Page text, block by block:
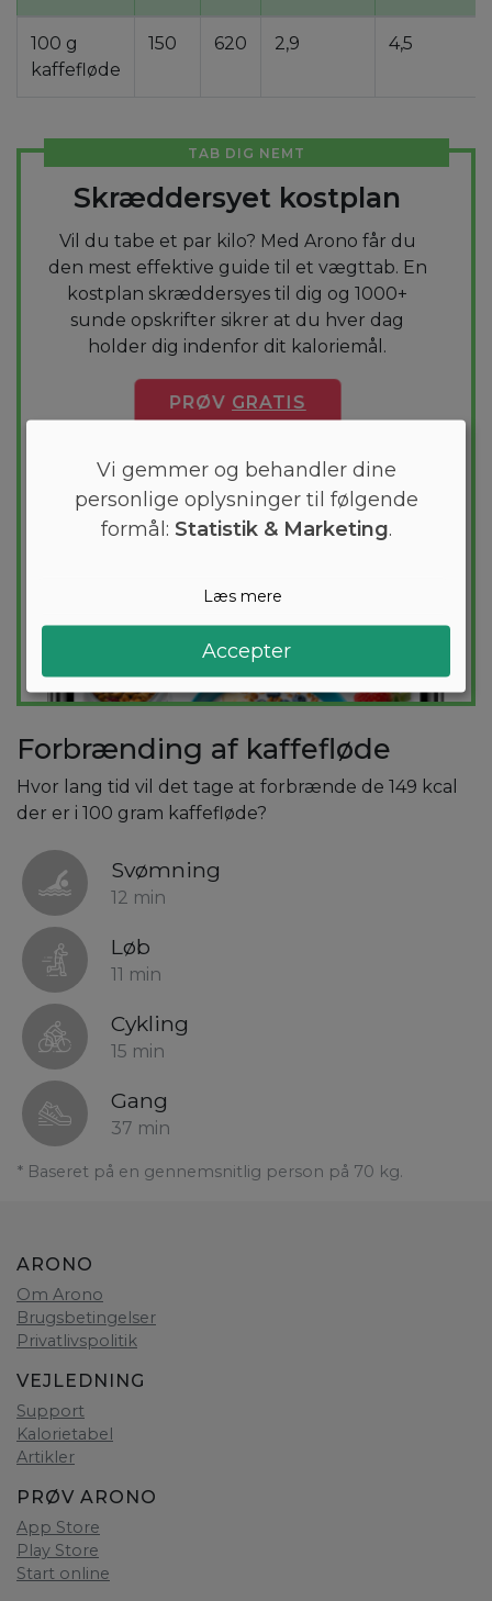
100 g
kaffefløde
150 620 2,9 4,5
TAB DIG NEMT
Skræddersyet kostplan
Vil du tabe et par kilo? Med Arono får du
den mest effektive guide til et vægttab. En
kostplan skræddersyes til dig og 1000+
sunde opskrifter sikrer at du hver dag
holder dig indenfor dit kaloriemål.
PRØV GRATIS
Forbrænding af kaffefløde
Hvor lang tid vil det tage at forbrænde de 149 kcal
der er i 100 gram kaffefløde?
Svømning
12 min
Løb
11 min
Cykling
15 min
Gang
37 min
* Baseret på en gennemsnitlig person på 70 kg.
ARONO
Om Arono
Brugsbetingelser
Privatlivspolitik
VEJLEDNING
Support
Kalorietabel
Artikler
PRØV ARONO
App Store
Play Store
Start online
Vi gemmer og behandler dine
personlige oplysninger til følgende
formål: Statistik & Marketing.
Læs mere
Accepter